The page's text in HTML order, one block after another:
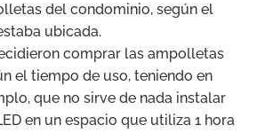
del condominio, según el
ubicada.
comprar las ampolletas
el tiempo de uso, teniendo en
que no sirve de nada instalar
en un espacio que utiliza 1 hora